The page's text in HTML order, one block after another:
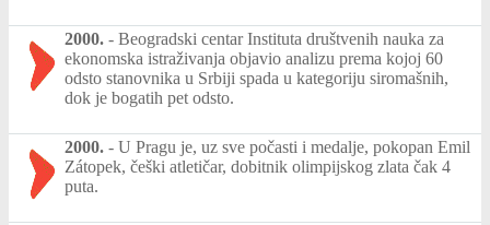
2000. - Beogradski centar Instituta društvenih nauka za
ekonomska istraživanja objavio analizu prema kojoj 60
odsto stanovnika u Srbiji spada u kategoriju siromašnih,
dok je bogatih pet odsto.
2000. - U Pragu je, uz sve počasti i medalje, pokopan Emil
Zátopek, češki atletičar, dobitnik olimpijskog zlata čak 4
puta.